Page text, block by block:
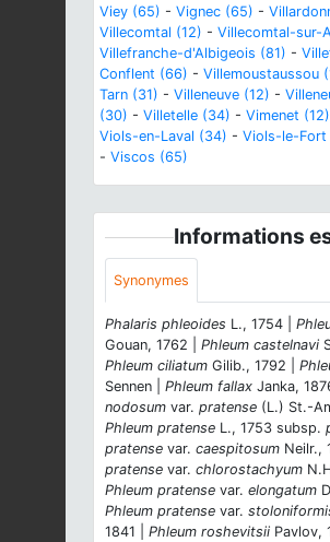
Viey (65) - Vignec (65) -
Villecomtal (12) - Villecomtal-sur-
Villefranche-d'Albigeois (81) -
Conflent (66) - Villemoustaussou
Tarn (31) - Villeneuve (12) -
(30) - Villetelle (34) - Vimenet (12)
Viols-en-Laval (34) - Viols-le-Fort
- Viscos (65)
Informations
Synonymes
Phalaris phleoides L., 1754 |
Gouan, 1762 | Phleum castelnavi
Phleum ciliatum Gilib., 1792 |
Sennen | Phleum fallax Janka,
nodosum var. pratense (L.) St.-
Phleum pratense L., 1753 subsp.
pratense var. caespitosum Neilr.,
pratense var. chlorostachyum
Phleum pratense var. elongatum
Phleum pratense var.
1841 | Phleum roshevitsii Pavlov,